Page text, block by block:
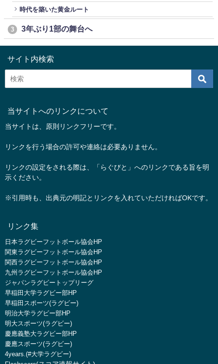
時代を築いた黄金ルート
3 3年ぶり1部の舞台へ
サイト内検索
当サイトへのリンクについて
当サイトは、原則リンクフリーです。
リンクを行う場合の許可や連絡は必要ありません。
リンクの設定をされる際は、「らぐびと」へのリンクである旨を明
示ください。
※引用時も、出典元の明記とリンクを入れていただければOKです。
リンク集
日本ラグビーフットボール協会HP
関東ラグビーフットボール協会HP
関西ラグビーフットボール協会HP
九州ラグビーフットボール協会HP
ジャパンラグビートップリーグ
早稲田大学ラグビー部HP
早稲田スポーツ(ラグビー)
明治大学ラグビー部HP
明大スポーツ(ラグビー)
慶應義塾大ラグビー部HP
慶應スポーツ(ラグビー)
4years.(#大学ラグビー)